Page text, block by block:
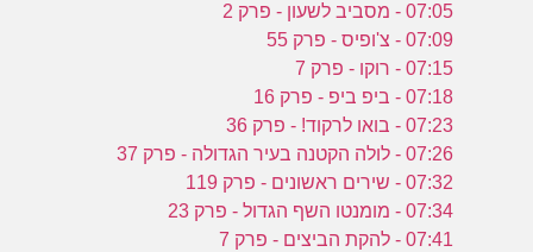
07:05 - מסביב לשעון - פרק 2
07:09 - צ'ופיס - פרק 55
07:15 - רוקו - פרק 7
07:18 - ביפ ביפ - פרק 16
07:23 - בואו לרקוד! - פרק 36
07:26 - לולה הקטנה בעיר הגדולה - פרק 37
07:32 - שירים ראשונים - פרק 119
07:34 - מומנטו השף הגדול - פרק 23
07:41 - להקת הביצים - פרק 7